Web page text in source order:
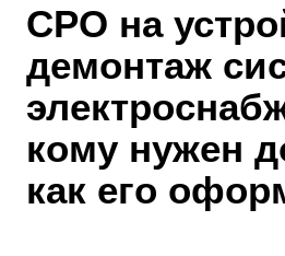
СРО на
демонтаж
кому нужен
как его